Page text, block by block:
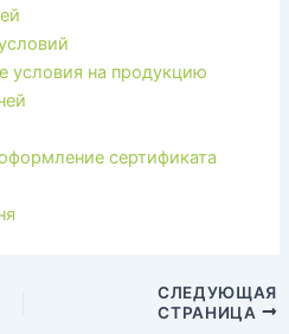
условия на продукцию
сертификата
СЛЕДУЮЩАЯ
СТРАНИЦА